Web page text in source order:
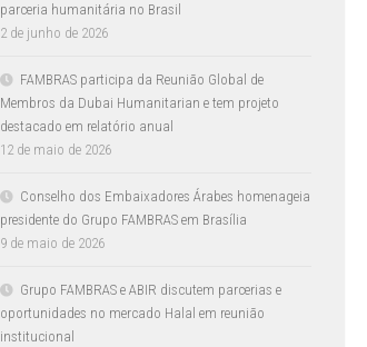
parceria humanitária no Brasil
2 de junho de 2026
FAMBRAS participa da Reunião Global de
Membros da Dubai Humanitarian e tem projeto
destacado em relatório anual
12 de maio de 2026
Conselho dos Embaixadores Árabes homenageia
presidente do Grupo FAMBRAS em Brasília
9 de maio de 2026
Grupo FAMBRAS e ABIR discutem parcerias e
oportunidades no mercado Halal em reunião
institucional